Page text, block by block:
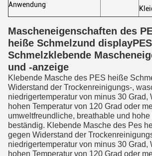
Anwendung
Mascheneigenschaften des
heiße Schmelzund displayPES
Schmelzklebende
und -anzeige
Klebende Masche des PES heiße
Widerstand der Trockenreinigungs-,
niedrigertemperatur von minus 30 Grad,
hohen Temperatur von 120 Grad oder
umweltfreundliche, breathable und
beständig. Klebende Masche des Pes
gegen Widerstand der
niedrigertemperatur von minus 30 Grad,
hohen Temperatur von 120 Grad oder